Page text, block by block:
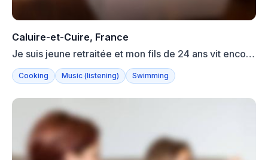
Caluire-et-Cuire, France
Je suis jeune retraitée et mon fils de 24 ans vit encore
en ...
Cooking Music (listening) Swimming